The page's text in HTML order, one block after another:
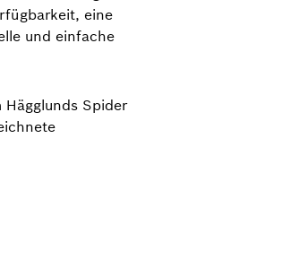
eine
und einfache
Hägglunds Spider